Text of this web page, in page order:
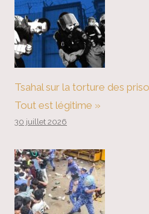
Tsahal sur la torture des
Tout est légitime »
30 juillet 2026